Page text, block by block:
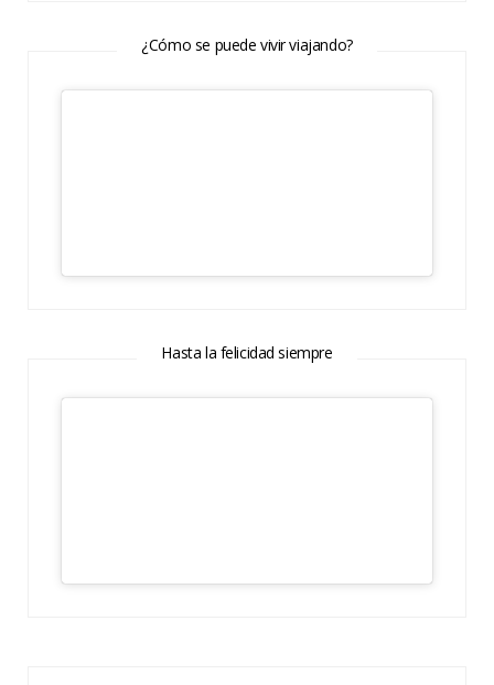
¿Cómo se puede vivir viajando?
Hasta la felicidad siempre